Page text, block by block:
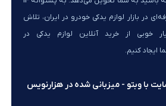
در بازار لوازم یدکی خودرو در ایران، تلاش
خوبی از خرید آنلاین لوازم یدکی در
با وبتو - میزبانی شده در هزارنویس